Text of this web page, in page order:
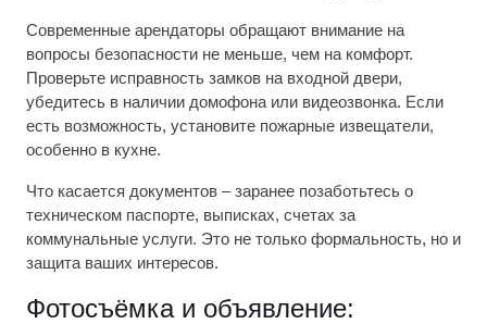
Современные арендаторы обращают внимание на
вопросы безопасности не меньше, чем на комфорт.
Проверьте исправность замков на входной двери,
убедитесь в наличии домофона или видеозвонка. Если
есть возможность, установите пожарные извещатели,
особенно в кухне.
Что касается документов – заранее позаботьтесь о
техническом паспорте, выписках, счетах за
коммунальные услуги. Это не только формальность, но и
защита ваших интересов.
Фотосъёмка и объявление: